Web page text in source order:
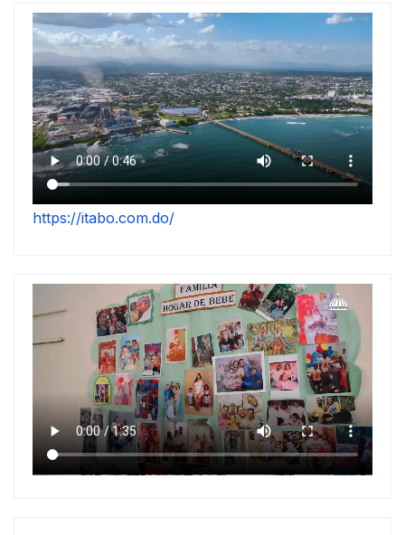
https://itabo.com.do/